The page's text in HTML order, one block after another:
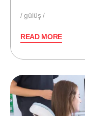
gülüş
READ MORE